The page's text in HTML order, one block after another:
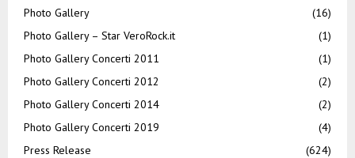
Photo Gallery
(16)
Photo Gallery – Star VeroRock.it
(1)
Photo Gallery Concerti 2011
(1)
Photo Gallery Concerti 2012
(2)
Photo Gallery Concerti 2014
(2)
Photo Gallery Concerti 2019
(4)
Press Release
(624)